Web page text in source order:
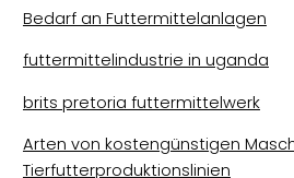
Bedarf an Futtermittelanlagen
futtermittelindustrie in uganda
brits pretoria futtermittelwerk
Arten von kostengünstigen
Tierfutterproduktionslinien